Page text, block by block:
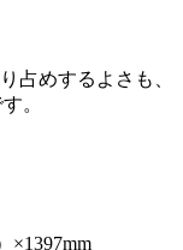
占めするよさも、
。
×1397mm